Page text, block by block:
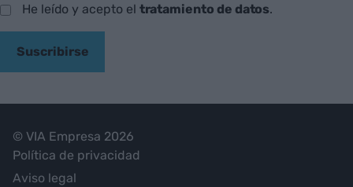
He leído y acepto el tratamiento de datos.
Suscribirse
© VIA Empresa 2026
Política de privacidad
Aviso legal